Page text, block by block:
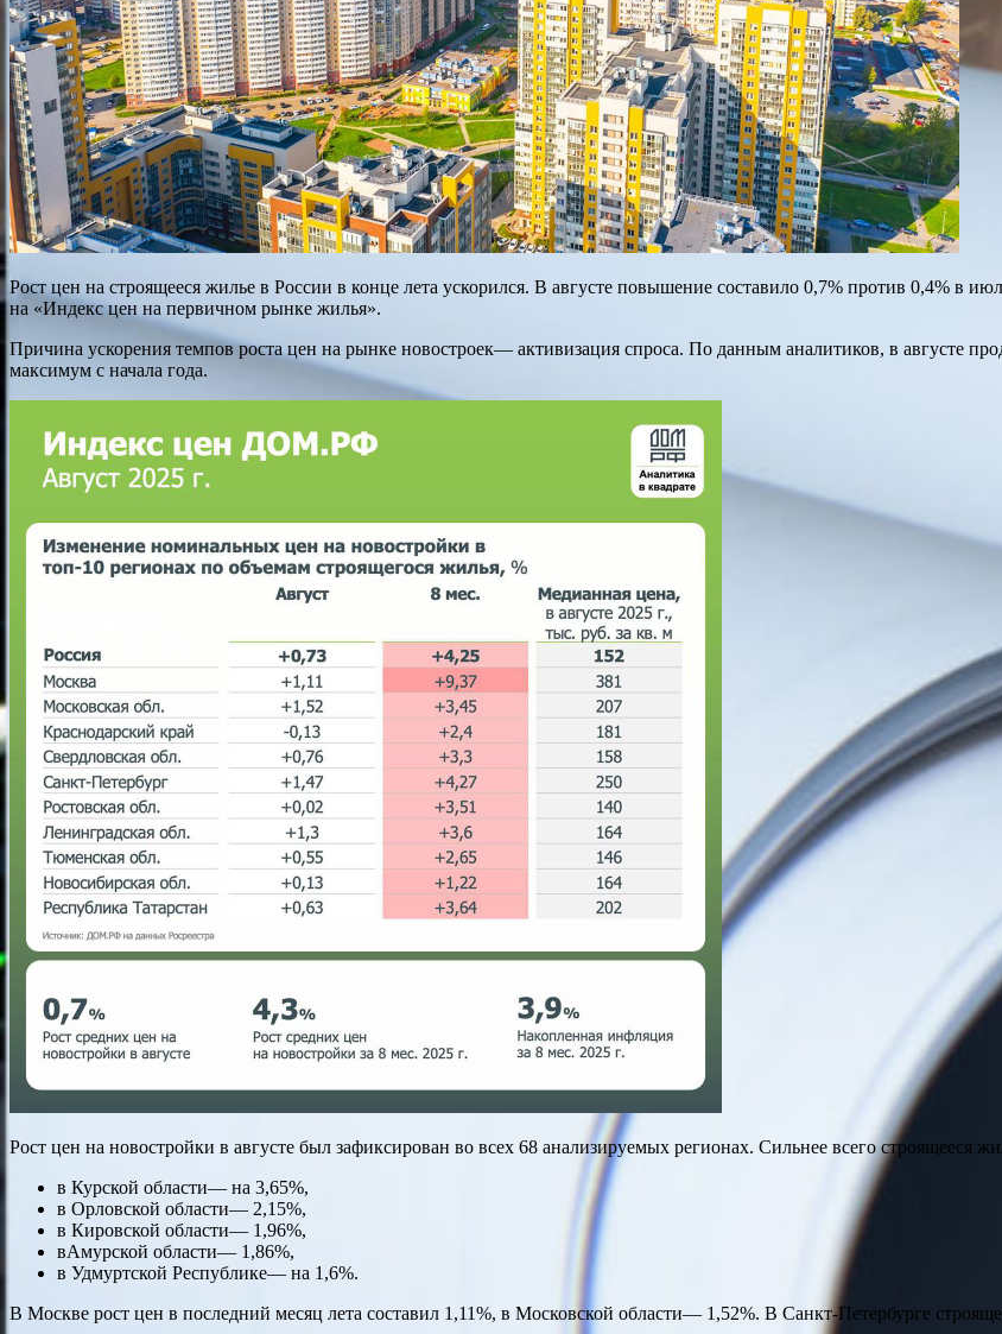
Рост цен на строящееся жилье в России в конце лета ускорился. В августе повышение составило 0,7% против 0,4%
на «Индекс цен на первичном рынке жилья».
Причина ускорения темпов роста цен на рынке новостроек— активизация спроса. По данным аналитиков, в августе
максимум с начала года.
Рост цен на новостройки в августе был зафиксирован во всех 68 анализируемых регионах. Сильнее всего строящееся
в Курской области— на 3,65%,
в Орловской области— 2,15%,
в Кировской области— 1,96%,
вАмурской области— 1,86%,
в Удмуртской Республике— на 1,6%.
В Москве рост цен в последний месяц лета составил 1,11%, в Московской области— 1,52%. В Санкт-Петербурге